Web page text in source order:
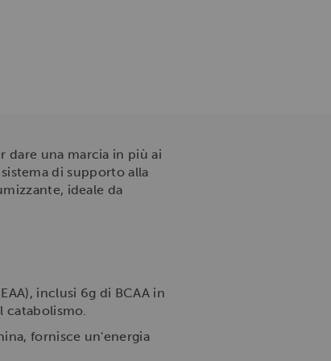
dare una marcia in più ai
di supporto alla
ideale da
inclusi 6g di BCAA in
catabolismo.
fornisce un'energia